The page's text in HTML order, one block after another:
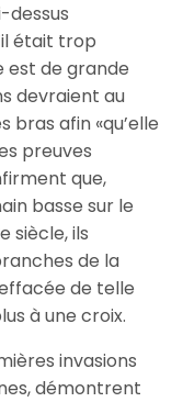
dessus
était trop
est de grande
devraient au
bras afin «qu’elle
preuves
que,
basse sur le
siècle, ils
de la
de telle
à une croix.
invasions
démontrent